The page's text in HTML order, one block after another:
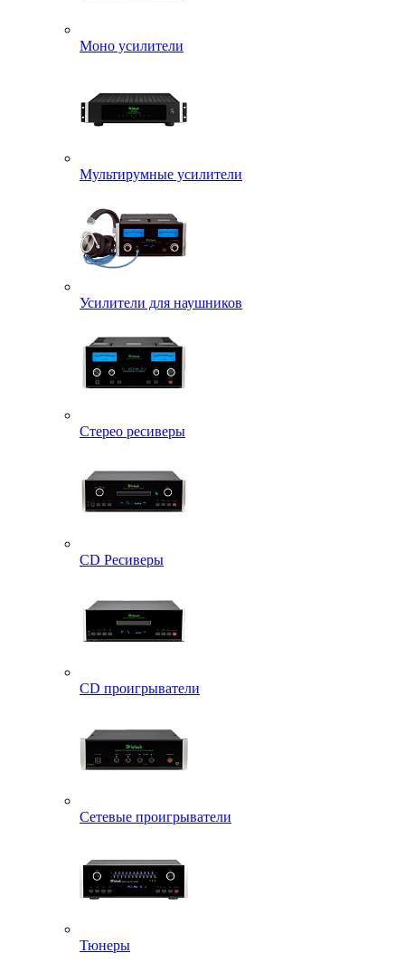
Моно усилители
Мультирумные усилители
Усилители для наушников
Стерео ресиверы
CD Ресиверы
CD проигрыватели
Сетевые проигрыватели
Тюнеры